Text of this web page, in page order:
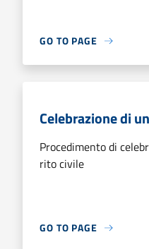
GO TO PAGE
Celebrazione di
Procedimento di
rito civile
GO TO PAGE